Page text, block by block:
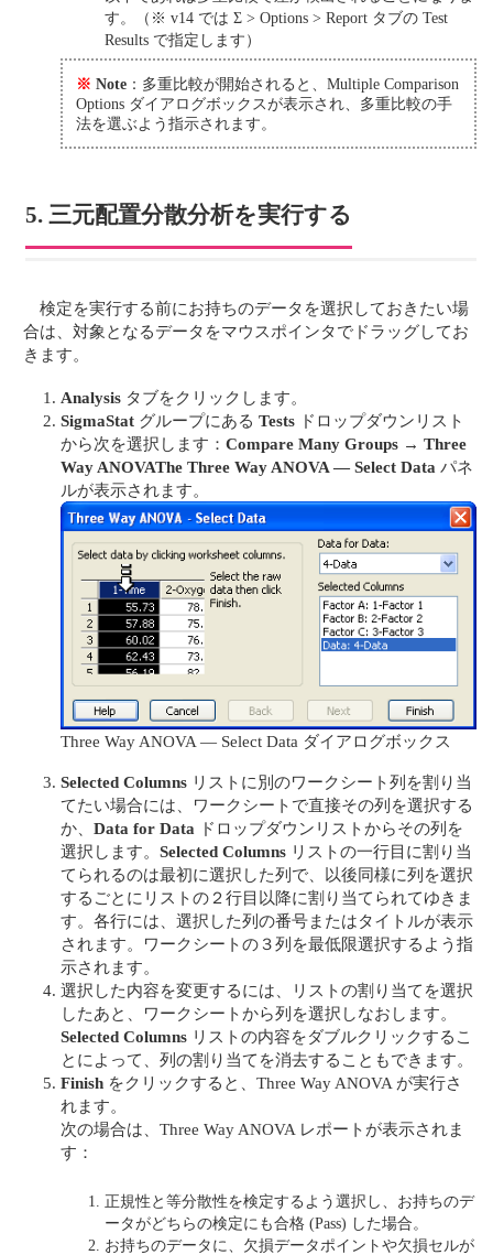
す。（※ v14 では Σ > Options > Report タブの Test
Results で指定します）
※ Note ：多重比較が開始されると、Multiple Comparison
Options ダイアログボックスが表示され、多重比較の手
法を選ぶよう指示されます。
5. 三元配置分散分析を実行する
検定を実行する前にお持ちのデータを選択しておきたい場
合は、対象となるデータをマウスポインタでドラッグしてお
きます。
Analysis タブをクリックします。
SigmaStat グループにある Tests ドロップダウンリスト
から次を選択します： Compare Many Groups → Three
Way ANOVAThe Three Way ANOVA — Select Data パネ
ルが表示されます。
Three Way ANOVA — Select Data ダイアログボックス
Selected Columns リストに別のワークシート列を割り当
てたい場合には、ワークシートで直接その列を選択する
か、 Data for Data ドロップダウンリストからその列を
選択します。 Selected Columns リストの一行目に割り当
てられるのは最初に選択した列で、以後同様に列を選択
するごとにリストの２行目以降に割り当てられてゆきま
す。各行には、選択した列の番号またはタイトルが表示
されます。ワークシートの３列を最低限選択するよう指
示されます。
選択した内容を変更するには、リストの割り当てを選択
したあと、ワークシートから列を選択しなおします。
Selected Columns リストの内容をダブルクリックするこ
とによって、列の割り当てを消去することもできます。
Finish をクリックすると、Three Way ANOVA が実行さ
れます。
次の場合は、Three Way ANOVA レポートが表示されま
す：
正規性と等分散性を検定するよう選択し、お持ちのデ
ータがどちらの検定にも合格 (Pass) した場合。
お持ちのデータに、欠損データポイントや欠損セルが